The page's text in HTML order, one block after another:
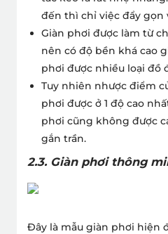
đến thì chỉ việc đẩy gọn
Giàn phơi được làm từ
nên có độ bền khá cao
phơi được nhiều loại đồ
Tuy nhiên nhược điểm
phơi được ở 1 độ cao
phơi cũng không được
gắn trần.
2.3. Giàn phơi thông
Đây là mẫu giàn phơi hiện